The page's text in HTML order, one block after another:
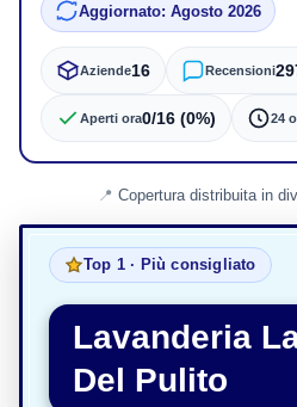
Aggiornato: Agosto 2026
Aziende16 Recensioni
Aperti ora0/16 (0%) 24
Copertura distribuita in
Top 1 · Più consigliato
Lavanderia
Del Pulito